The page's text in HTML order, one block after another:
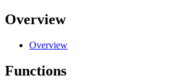
Overview
Overview
Functions